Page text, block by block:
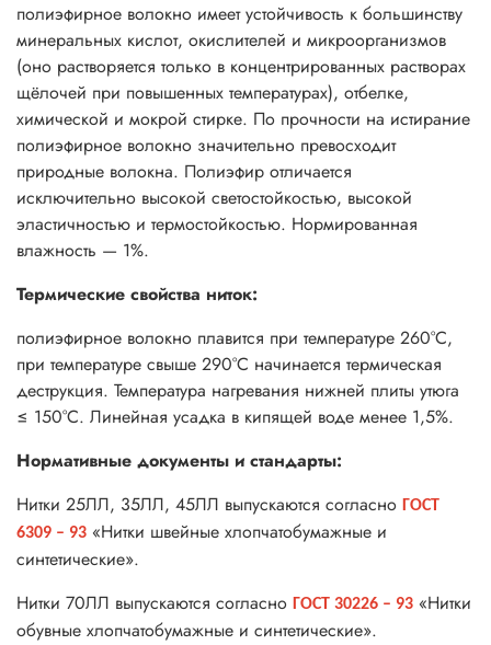
полиэфирное волокно имеет устойчивость к большинству
минеральных кислот, окислителей и микроорганизмов
(оно растворяется только в концентрированных растворах
щёлочей при повышенных температурах), отбелке,
химической и мокрой стирке. По прочности на истирание
полиэфирное волокно значительно превосходит
природные волокна. Полиэфир отличается
исключительно высокой светостойкостью, высокой
эластичностью и термостойкостью. Нормированная
влажность — 1%.
Термические свойства ниток:
полиэфирное волокно плавится при температуре 260°С,
при температуре свыше 290°С начинается термическая
деструкция. Температура нагревания нижней плиты утюга
≤ 150°С. Линейная усадка в кипящей воде менее 1,5%.
Нормативные документы и стандарты:
Нитки 25ЛЛ, 35ЛЛ, 45ЛЛ выпускаются согласно ГОСТ
6309 – 93 «Нитки швейные хлопчатобумажные и
синтетические».
Нитки 70ЛЛ выпускаются согласно ГОСТ 30226 – 93 «Нитки
обувные хлопчатобумажные и синтетические».